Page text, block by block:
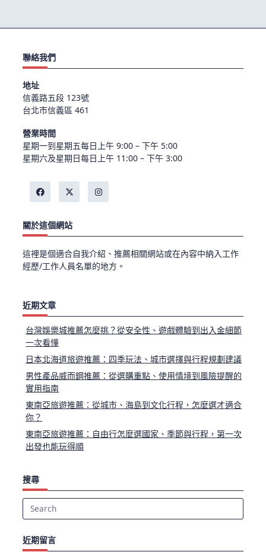
聯絡我們
地址
信義路五段 123號
台北市信義區 461
營業時間
星期一到星期五每日上午 9:00 – 下午 5:00
星期六及星期日每日上午 11:00 – 下午 3:00
關於這個網站
這裡是個適合自我介紹、推薦相關網站或在內容中納入工作
經歷/工作人員名單的地方。
近期文章
台灣娛樂城推薦怎麼挑？從安全性、遊戲體驗到出入金細節
一次看懂
日本北海道旅遊推薦：四季玩法、城市選擇與行程規劃建議
男性產品威而鋼推薦：從選購重點、使用情境到風險提醒的
實用指南
東南亞旅遊推薦：從城市、海島到文化行程，怎麼選才適合
你？
東南亞旅遊推薦：自由行怎麼選國家、季節與行程，第一次
出發也能玩得順
搜尋
Search
近期留言